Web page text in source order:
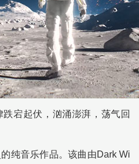
宕起伏，汹涌澎湃，荡气回
纯音乐作品。该曲由Dark Wi